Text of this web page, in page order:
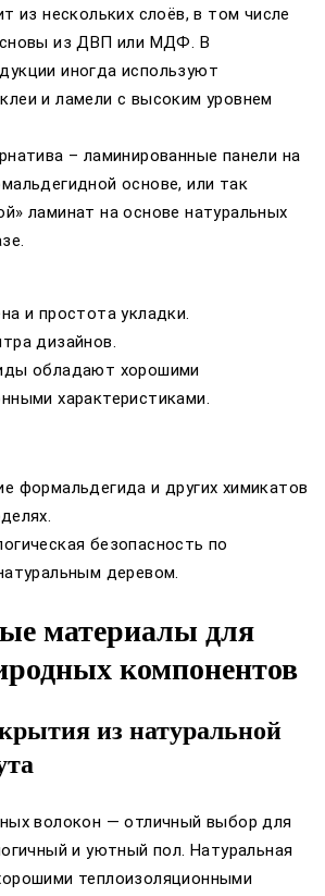
из нескольких слоёв, в том числе
из ДВП или МДФ. В
иногда используют
и ламели с высоким уровнем
– ламинированные панели на
основе, или так
ламинат на основе натуральных
и простота укладки.
дизайнов.
обладают хорошими
характеристиками.
формальдегида и других химикатов
безопасность по
деревом.
материалы для
компонентов
из натуральной
волокон — отличный выбор для
и уютный пол. Натуральная
теплоизоляционными